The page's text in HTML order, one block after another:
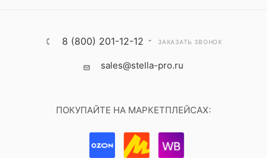
8 (800) 201-12-12 ЗАКАЗАТЬ ЗВОНОК
sales@stella-pro.ru
ПОКУПАЙТЕ НА МАРКЕТПЛЕЙСАХ: